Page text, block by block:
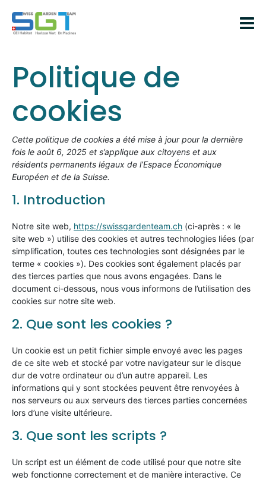
Politique de
cookies
Cette politique de cookies a été mise à jour pour la dernière
fois le août 6, 2025 et s’applique aux citoyens et aux
résidents permanents légaux de l’Espace Économique
Européen et de la Suisse.
1. Introduction
Notre site web, https://swissgardenteam.ch (ci-après : « le
site web ») utilise des cookies et autres technologies liées (par
simplification, toutes ces technologies sont désignées par le
terme « cookies »). Des cookies sont également placés par
des tierces parties que nous avons engagées. Dans le
document ci-dessous, nous vous informons de l’utilisation des
cookies sur notre site web.
2. Que sont les cookies ?
Un cookie est un petit fichier simple envoyé avec les pages
de ce site web et stocké par votre navigateur sur le disque
dur de votre ordinateur ou d’un autre appareil. Les
informations qui y sont stockées peuvent être renvoyées à
nos serveurs ou aux serveurs des tierces parties concernées
lors d’une visite ultérieure.
3. Que sont les scripts ?
Un script est un élément de code utilisé pour que notre site
web fonctionne correctement et de manière interactive. Ce